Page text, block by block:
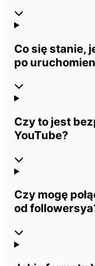
Co się stanie,
po
Czy to jest
YouTube?
Czy mogę
od